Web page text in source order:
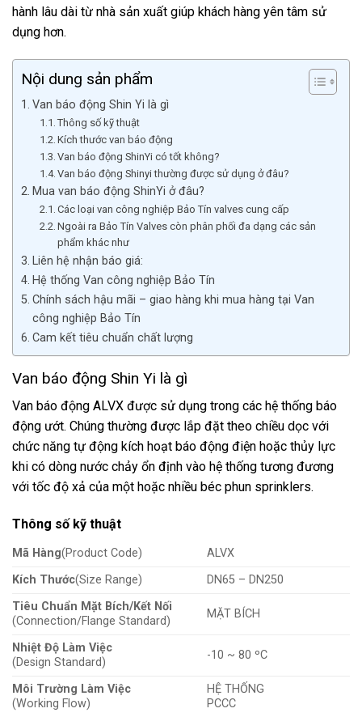
hành lâu dài từ nhà sản xuất giúp khách hàng yên tâm sử
dụng hơn.
Nội dung sản phẩm
Van báo động Shin Yi là gì
Thông số kỹ thuật
Kích thước van báo động
Van báo động ShinYi có tốt không?
Van báo động Shinyi thường được sử dụng ở đâu?
Mua van báo động ShinYi ở đâu?
Các loại van công nghiệp Bảo Tín valves cung cấp
Ngoài ra Bảo Tín Valves còn phân phối đa dạng các sản
phẩm khác như
Liên hệ nhận báo giá:
Hệ thống Van công nghiệp Bảo Tín
Chính sách hậu mãi – giao hàng khi mua hàng tại Van
công nghiệp Bảo Tín
Cam kết tiêu chuẩn chất lượng
Van báo động Shin Yi là gì
Van báo động ALVX được sử dụng trong các hệ thống báo
động ướt. Chúng thường được lắp đặt theo chiều dọc với
chức năng tự động kích hoạt báo động điện hoặc thủy lực
khi có dòng nước chảy ổn định vào hệ thống tương đương
với tốc độ xả của một hoặc nhiều béc phun sprinklers.
Thông số kỹ thuật
Mã Hàng(Product Code)
ALVX
Kích Thước(Size Range)
DN65 – DN250
Tiêu Chuẩn Mặt Bích/Kết Nối
(Connection/Flange Standard)
MẶT BÍCH
Nhiệt Độ Làm Việc
(Design Standard)
-10 ~ 80 ºC
Môi Trường Làm Việc
(Working Flow)
HỆ THỐNG
PCCC